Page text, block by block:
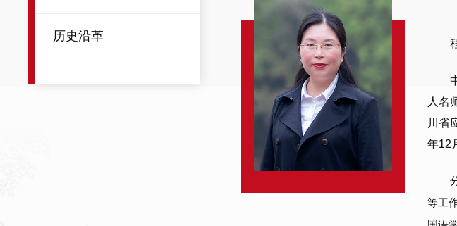
历史沿革
人名
川省
年12
等工